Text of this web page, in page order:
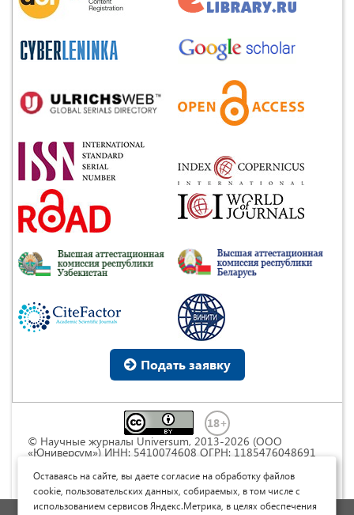
Подать заявку
© Научные журналы Universum, 2013-2026 (ООО
«Юниверсум») ИНН: 5410074608 ОГРН: 1185476048691
Commons « Attribution» («Атрибуция») 4.0
Непортированная
Оставаясь на сайте, вы даете согласие на обработку файлов
cookie, пользовательских данных, собираемых, в том числе с
использованием сервисов Яндекс.Метрика, в целях обеспечения